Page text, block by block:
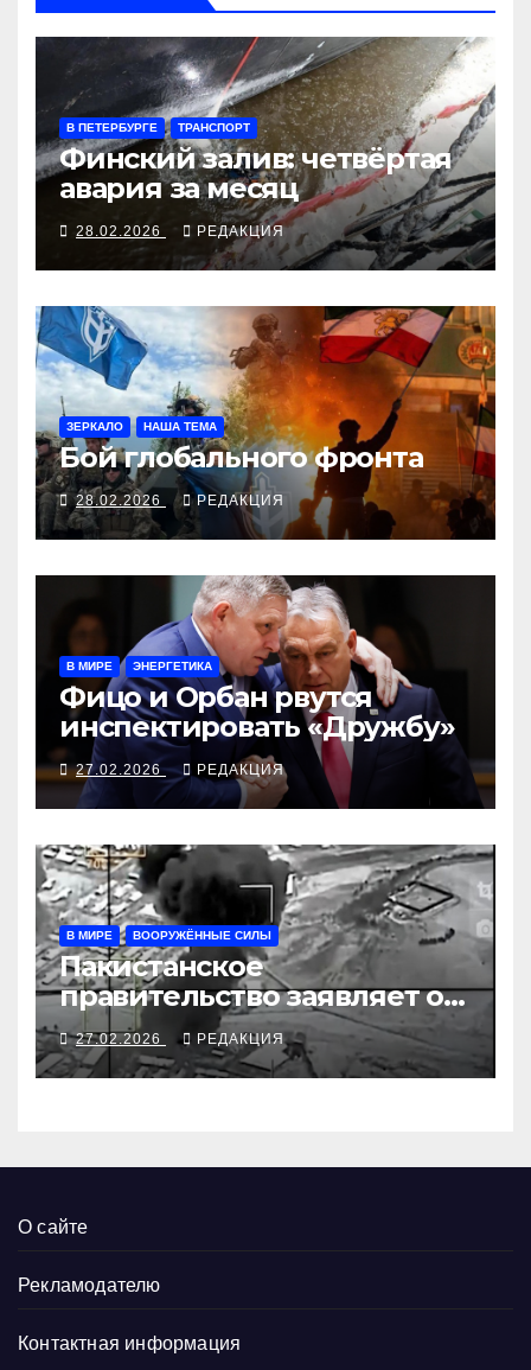
В ПЕТЕРБУРГЕ ТРАНСПОРТ
Финский залив: четвёртая
авария за месяц
28.02.2026 РЕДАКЦИЯ
ЗЕРКАЛО НАША ТЕМА
Бой глобального фронта
28.02.2026 РЕДАКЦИЯ
В МИРЕ ЭНЕРГЕТИКА
Фицо и Орбан рвутся
инспектировать «Дружбу»
27.02.2026 РЕДАКЦИЯ
В МИРЕ ВООРУЖЁННЫЕ СИЛЫ
Пакистанское
правительство заявляет о
войне с афганскими
талибами
27.02.2026 РЕДАКЦИЯ
О сайте
Рекламодателю
Контактная информация